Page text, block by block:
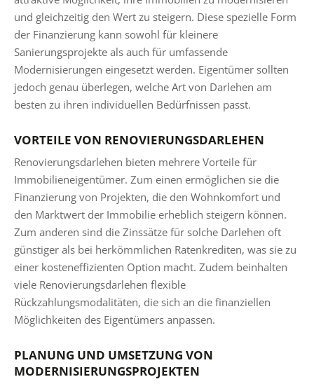
und gleichzeitig den Wert zu steigern. Diese spezielle Form
der Finanzierung kann sowohl für kleinere
Sanierungsprojekte als auch für umfassende
Modernisierungen eingesetzt werden. Eigentümer sollten
jedoch genau überlegen, welche Art von Darlehen am
besten zu ihren individuellen Bedürfnissen passt.
VORTEILE VON RENOVIERUNGSDARLEHEN
Renovierungsdarlehen bieten mehrere Vorteile für
Immobilieneigentümer. Zum einen ermöglichen sie die
Finanzierung von Projekten, die den Wohnkomfort und
den Marktwert der Immobilie erheblich steigern können.
Zum anderen sind die Zinssätze für solche Darlehen oft
günstiger als bei herkömmlichen Ratenkrediten, was sie zu
einer kosteneffizienten Option macht. Zudem beinhalten
viele Renovierungsdarlehen flexible
Rückzahlungsmodalitäten, die sich an die finanziellen
Möglichkeiten des Eigentümers anpassen.
PLANUNG UND UMSETZUNG VON
MODERNISIERUNGSPROJEKTEN